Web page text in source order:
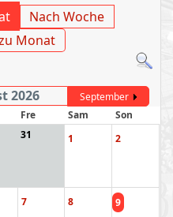
Nach Woche
Monat
2026
September
Fre Sam
Son
31 1 2
7 8 9